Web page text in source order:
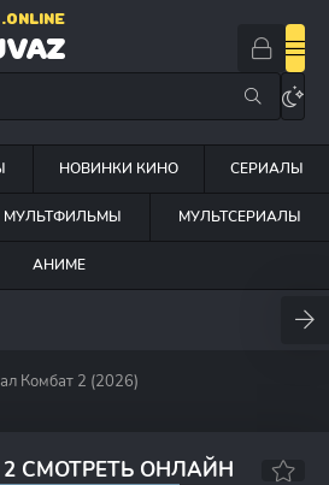
.ONLINE
НОВИНКИ КИНО СЕРИАЛЫ
МУЛЬТФИЛЬМЫ МУЛЬТСЕРИАЛЫ
АНИМЕ
Комбат 2 (2026)
СМОТРЕТЬ ОНЛАЙН